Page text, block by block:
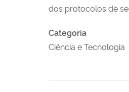
dos protocolos de
Categoria
Ciência e Tecnologia